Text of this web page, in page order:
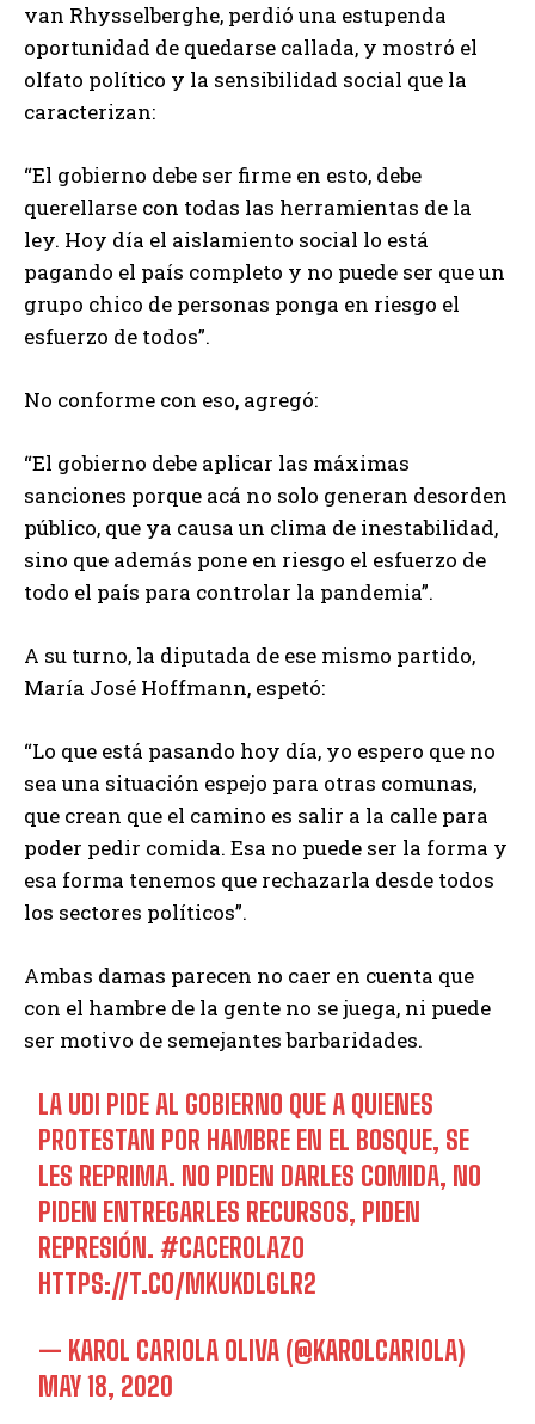
van Rhysselberghe, perdió una estupenda
oportunidad de quedarse callada, y mostró el
olfato político y la sensibilidad social que la
caracterizan:
“El gobierno debe ser firme en esto, debe
querellarse con todas las herramientas de la
ley. Hoy día el aislamiento social lo está
pagando el país completo y no puede ser que un
grupo chico de personas ponga en riesgo el
esfuerzo de todos”.
No conforme con eso, agregó:
“El gobierno debe aplicar las máximas
sanciones porque acá no solo generan desorden
público, que ya causa un clima de inestabilidad,
sino que además pone en riesgo el esfuerzo de
todo el país para controlar la pandemia”.
A su turno, la diputada de ese mismo partido,
María José Hoffmann, espetó:
“Lo que está pasando hoy día, yo espero que no
sea una situación espejo para otras comunas,
que crean que el camino es salir a la calle para
poder pedir comida. Esa no puede ser la forma y
esa forma tenemos que rechazarla desde todos
los sectores políticos”.
Ambas damas parecen no caer en cuenta que
con el hambre de la gente no se juega, ni puede
ser motivo de semejantes barbaridades.
LA UDI PIDE AL GOBIERNO QUE A QUIENES
PROTESTAN POR HAMBRE EN EL BOSQUE, SE
LES REPRIMA. NO PIDEN DARLES COMIDA, NO
PIDEN ENTREGARLES RECURSOS, PIDEN
REPRESIÓN.#CACEROLAZO
HTTPS://T.CO/MKUKDLGLR2
— KAROL CARIOLA OLIVA (@KAROLCARIOLA)
MAY 18, 2020